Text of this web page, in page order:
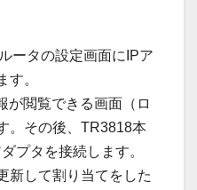
ータの設定画面にIPア
す。
が閲覧できる画面（ロ
。その後、TR3818本
プタを接続します。
新して割り当てをした